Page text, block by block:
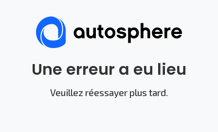
Une erreur a eu lieu
Veuillez réessayer plus tard.